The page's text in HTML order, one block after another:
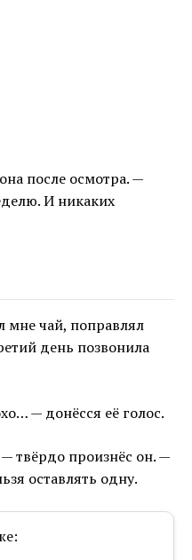
после осмотра. —
И никаких
мне чай, поправлял
день позвонила
— донёсся её голос.
твёрдо произнёс он. —
оставлять одну.